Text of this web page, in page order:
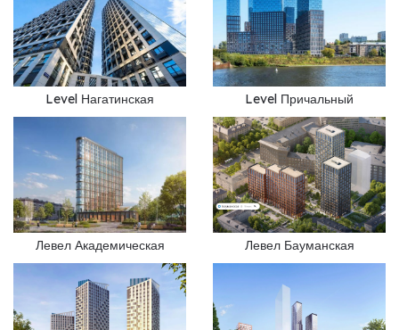
Level Нагатинская Level Причальный
Левел Академическая Левел Бауманская